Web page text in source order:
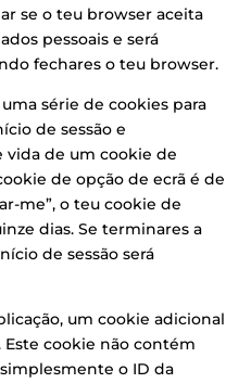
se o teu browser aceita
pessoais e será
fechares o teu browser.
série de cookies para
de sessão e
vida de um cookie de
de opção de ecrã é de
me”, o teu cookie de
dias. Se terminares a
de sessão será
um cookie adicional
cookie não contém
o ID da